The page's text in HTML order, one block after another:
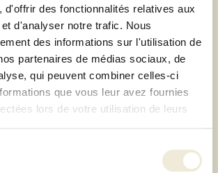
d'offrir des fonctionnalités relatives aux
d'analyser notre trafic. Nous
des informations sur l'utilisation de
partenaires de médias sociaux, de
qui peuvent combiner celles-ci
que vous leur avez fournies
lors de votre utilisation de leurs
4 fois sans frais